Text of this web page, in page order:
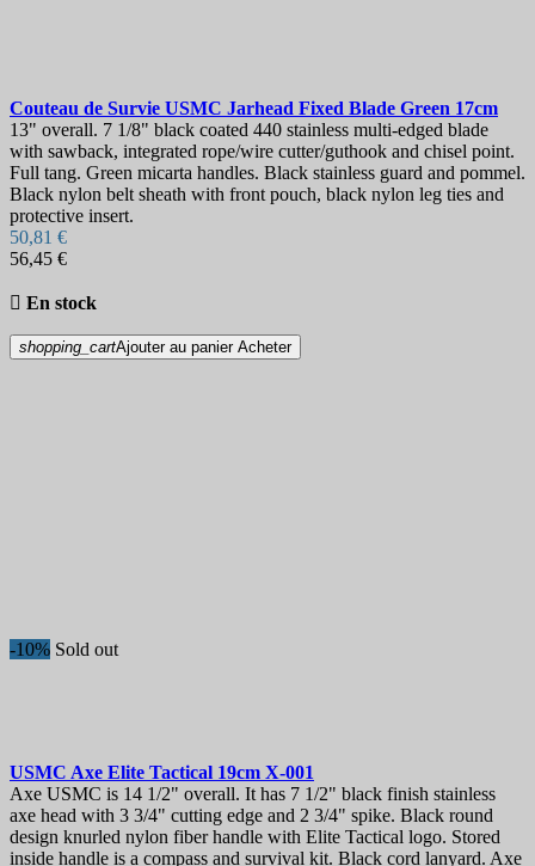
Couteau de Survie USMC Jarhead Fixed Blade Green 17cm
13" overall. 7 1/8" black coated 440 stainless multi-edged blade
with sawback, integrated rope/wire cutter/guthook and chisel point.
Full tang. Green micarta handles. Black stainless guard and pommel.
Black nylon belt sheath with front pouch, black nylon leg ties and
protective insert.
50,81 €
56,45 €
 En stock
shopping_cartAjouter au panier Acheter
-10% Sold out
USMC Axe Elite Tactical 19cm X-001
Axe USMC is 14 1/2" overall. It has 7 1/2" black finish stainless
axe head with 3 3/4" cutting edge and 2 3/4" spike. Black round
design knurled nylon fiber handle with Elite Tactical logo. Stored
inside handle is a compass and survival kit. Black cord lanyard. Axe